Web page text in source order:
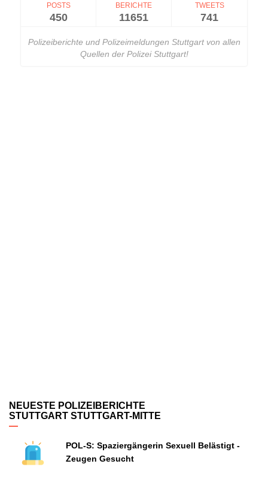
POSTS
450
BERICHTE
11651
TWEETS
741
Polizeiberichte und Polizeimeldungen Stuttgart von allen
Quellen der Polizei Stuttgart!
NEUESTE POLIZEIBERICHTE
STUTTGART STUTTGART-MITTE
POL-S: Spaziergängerin Sexuell Belästigt -
Zeugen Gesucht